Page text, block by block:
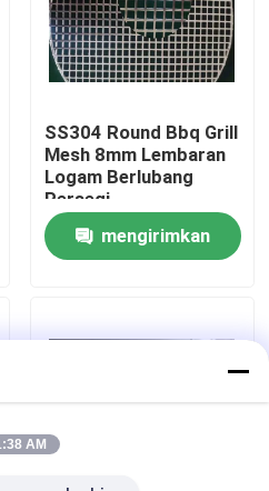
SS304 Round Bbq Grill
Mesh 8mm Lembaran
Logam Berlubang
Persegi
mengirimkan
AM